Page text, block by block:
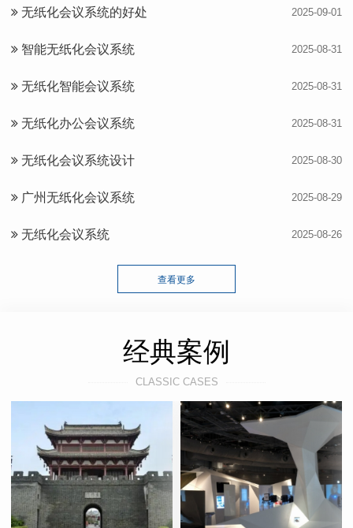
无纸化会议系统的好处 2025-09-01
智能无纸化会议系统 2025-08-31
无纸化智能会议系统 2025-08-31
无纸化办公会议系统 2025-08-31
无纸化会议系统设计 2025-08-30
广州无纸化会议系统 2025-08-29
无纸化会议系统 2025-08-26
查看更多
经典案例
CLASSIC CASES